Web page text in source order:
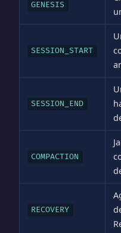
GENESIS
SESSION_START
SESSION_END
COMPACTION
RECOVERY